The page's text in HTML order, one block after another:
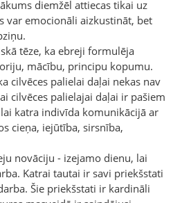
diemžēl attiecas tikai uz
var emocionāli aizkustināt, bet
tēze, ka ebreji formulēja
mācību, principu kopumu.
cilvēces palielai daļai nekas nav
cilvēces palielajai daļai ir pašiem
katra indivīda komunikācijā ar
cieņa, iejūtība, sirsnība,
novāciju - izejamo dienu, lai
Katrai tautai ir savi priekšstati
Šie priekšstati ir kardināli